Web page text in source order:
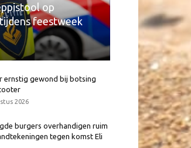
op
feestweek
ernstig gewond bij botsing
2026
burgers overhandigen ruim
tegen komst Eli